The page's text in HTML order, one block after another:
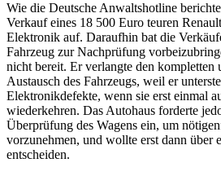
Wie die Deutsche Anwaltshotline
Verkauf eines 18 500 Euro teuren
Elektronik auf. Daraufhin bat die
Fahrzeug zur Nachprüfung
nicht bereit. Er verlangte den kompletten
Austausch des Fahrzeugs, weil er
Elektronikdefekte, wenn sie erst einmal
wiederkehren. Das Autohaus forderte
Überprüfung des Wagens ein, um
vorzunehmen, und wollte erst dann über
entscheiden.